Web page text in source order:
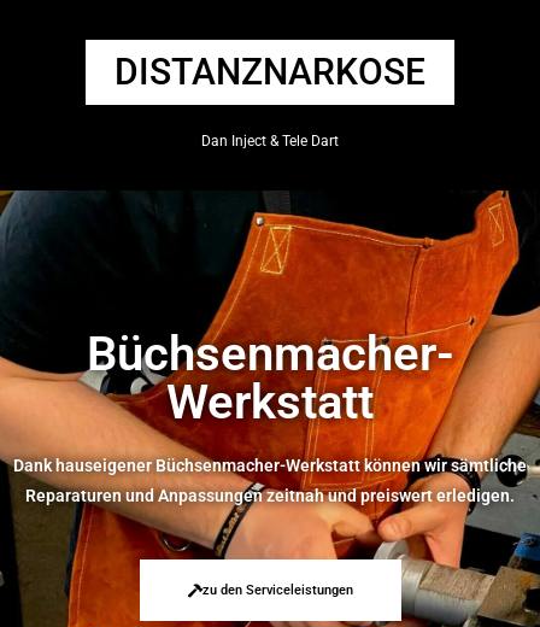
DISTANZNARKOSE
Dan Inject & Tele Dart
Büchsenmacher-
Werkstatt
Dank hauseigener Büchsenmacher-Werkstatt können wir sämtliche
Reparaturen und Anpassungen zeitnah und preiswert erledigen.
zu den Serviceleistungen